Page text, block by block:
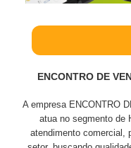
ENCONTRO DE
A empresa ENCONTRO
atua no segmento de
atendimento comercial,